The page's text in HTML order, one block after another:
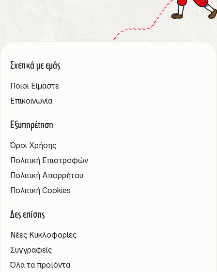
Σχετικά με εμάς
Ποιοι Είμαστε
Επικοινωνία
Εξυπηρέτηση
Όροι Χρήσης
Πολιτική Επιστροφών
Πολιτική Απορρήτου
Πολιτική Cookies
Δες επίσης
Νέες Κυκλοφορίες
Συγγραφείς
Όλα τα προϊόντα